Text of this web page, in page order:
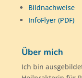
Bildnachweise
InfoFlyer (PDF)
Über mich
Ich bin